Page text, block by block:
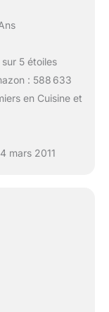
5 étoiles
: 588 633
en Cuisine et
mars 2011